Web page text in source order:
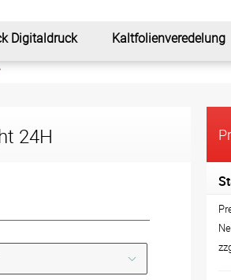
Digitaldruck Kaltfolienveredelung
24H